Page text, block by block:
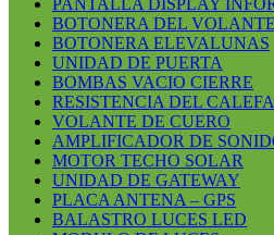
PANTALLA DISPLAY
BOTONERA DEL VOLANTE
BOTONERA ELEVALUNAS
UNIDAD DE PUERTA
BOMBAS VACIO CIERRE
RESISTENCIA DEL
VOLANTE DE CUERO
AMPLIFICADOR DE
MOTOR TECHO SOLAR
UNIDAD DE GATEWAY
PLACA ANTENA – GPS
BALASTRO LUCES LED